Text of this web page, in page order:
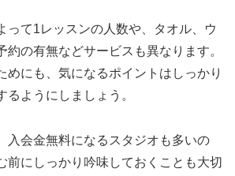
って1レッスンの人数や、タオル、ウ
約の有無などサービスも異なります。
めにも、気になるポイントはしっかり
るようにしましょう。
入会金無料になるスタジオも多いの
前にしっかり吟味しておくことも大切